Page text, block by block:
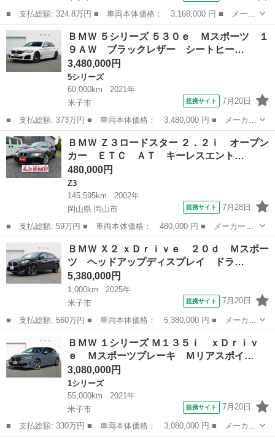
■ 支払総額: 324.8万円 ■ 車両本体価格： 3,168,000 円 ■ メーカ
ー名： ＢＭＷ ■ 車種名： ５シリーズ ■ グレード名： ５２３
ｄ ｘＤｒｉｖｅＭスポーツエディションジョイ＋ ラグジュアリー
Ｐ コン...
鳥取 米子市
ＢＭＷ ５シリーズ ５３０ｅ Ｍスポーツ １
９ＡＷ ブラックレザー シートヒー…
3,480,000円
5シリーズ
60,000km
2021年
米子市
提携サイト 7月20日
■ 支払総額: 373万円 ■ 車両本体価格： 3,480,000 円 ■ メーカー
名： ＢＭＷ ■ 車種名： ５シリーズ ■ グレード名： ５３０
ｅ Ｍスポーツ １９ＡＷ ブラックレザー シートヒーター 電動
シート オー...
鳥取 米子市
ＢＭＷ Ｚ３ロードスター ２．２ｉ オープン
カー ＥＴＣ ＡＴ キーレスエント…
480,000円
Z3
145,595km
2002年
岡山県 岡山市
提携サイト 7月28日
■ 支払総額: 59万円 ■ 車両本体価格： 480,000 円 ■ メーカー
名： ＢＭＷ ■ 車種名： Ｚ３ロードスター ■ グレード名：
２．２ｉ オープンカー ＥＴＣ ＡＴ キーレスエントリー シー
トヒーター アルミ...
岡山 岡山市
ＢＭＷ Ｘ２ ｘＤｒｉｖｅ ２０ｄ Ｍスポー
ツ ヘッドアップディスプレイ ドラ…
5,380,000円
1,000km
2025年
米子市
提携サイト 7月20日
■ 支払総額: 560万円 ■ 車両本体価格： 5,380,000 円 ■ メーカー
名： ＢＭＷ ■ 車種名： Ｘ２ ■ グレード名： ｘＤｒｉｖｅ
２０ｄ Ｍスポーツ ヘッドアップディスプレイ ドライビングアシ
スタントプ...
ＢＭＷ １シリーズ Ｍ１３５ｉ ｘＤｒｉｖ
ｅ Ｍスポーツブレーキ Ｍリアスポイ…
3,080,000円
1シリーズ
55,000km
2021年
米子市
提携サイト 7月20日
■ 支払総額: 330万円 ■ 車両本体価格： 3,080,000 円 ■ メーカー
名： ＢＭＷ ■ 車種名： １シリーズ ■ グレード名： Ｍ１３５